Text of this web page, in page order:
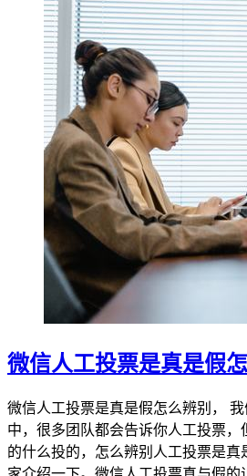
微信人工投票是真是假
微信人工投票是真是假怎么辨别，
中，很多团队都会告诉你人工投票，
的什么投的，怎么辨别人工投票是真